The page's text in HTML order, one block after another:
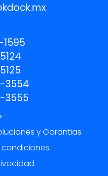
3554
3555
y Garantias
condiciones